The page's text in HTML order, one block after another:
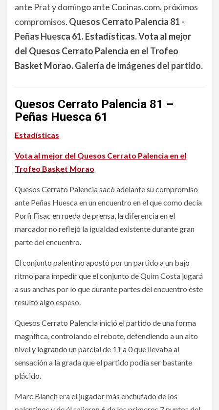
ante Prat y domingo ante Cocinas.com, próximos
compromisos. Quesos Cerrato Palencia 81 -
Peñas Huesca 61.Estadísticas.Vota al mejor
del Quesos Cerrato Palencia en el Trofeo
Basket Morao. Galería de imágenes del partido.
Quesos Cerrato Palencia 81 –
Peñas Huesca 61
Estadísticas
Vota al mejor del Quesos Cerrato Palencia en el
Trofeo Basket Morao
Quesos Cerrato Palencia sacó adelante su compromiso
ante Peñas Huesca en un encuentro en el que como decía
Porfi Fisac en rueda de prensa, la diferencia en el
marcador no reflejó la igualdad existente durante gran
parte del encuentro.
El conjunto palentino apostó por un partido a un bajo
ritmo para impedir que el conjunto de Quim Costa jugará
a sus anchas por lo que durante partes del encuentro éste
resultó algo espeso.
Quesos Cerrato Palencia inició el partido de una forma
magnífica, controlando el rebote, defendiendo a un alto
nivel y logrando un parcial de 11 a 0 que llevaba al
sensación a la grada que el partido podía ser bastante
plácido.
Marc Blanch era el jugador más enchufado de los